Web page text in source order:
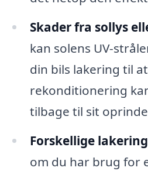
Skader fra sollys
kan solens UV-
din bils lakering til
rekonditionering
tilbage til sit
Forskellige
om du har brug for